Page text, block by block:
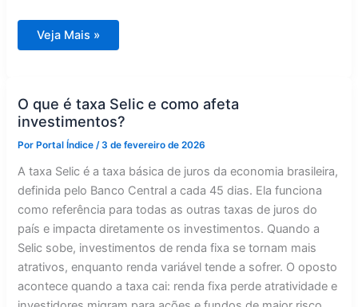
Inflação
deve
2024,
aponta
mercado
Veja Mais »
O que é taxa Selic e como afeta
investimentos?
PorPortal Índice /3 de fevereiro de 2026
A taxa Selic é a taxa básica de juros da economia brasileira,
definida pelo Banco Central a cada 45 dias. Ela funciona
como referência para todas as outras taxas de juros do
país e impacta diretamente os investimentos. Quando a
Selic sobe, investimentos de renda fixa se tornam mais
atrativos, enquanto renda variável tende a sofrer. O oposto
acontece quando a taxa cai: renda fixa perde atratividade e